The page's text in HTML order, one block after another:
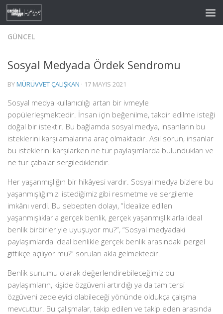
Skip to content
GÜNCEL
Sosyal Medyada Ördek Sendromu
BYMÜRÜVVET ÇALIŞKAN · 17 MAYIS 2021
Sosyal medya kullanıcılığı artan bir ivmeyle
popülerleşmektedir. İnsan için beğenilme, takdir edilme isteği
doğal bir istektir. Bu bağlamda sosyal medya, insanların bu
isteklerini karşılamalarına araç olmaktadır. Asıl sorun, insanlar
bu isteklerini karşılarken ne tür paylaşımlarda bulundukları ve
ne tür çabalar sergiledikleridir.
Her yaşanmışlığın bir hikâyesi vardır. Sosyal medya bizlere bu
yaşanmışlığımızı istediğimiz gibi resmetme ve sergileme
imkânı verdi. Bu sebepten dolayı, “İdealize edilen
yaşanmışlıklarla gerçek benlik, gerçek yaşanmışlıklarla ideal
benlik birbirleriyle uyuşuyor mu?”, “Sosyal medyadaki
paylaşımlarda ideal benlikle gerçek benlik arasındaki pergel
gittikçe açılıyor mu?” soruları akla gelmektedir.
Benlik sunumu olarak değerlendirebileceğimiz bu
paylaşımların, kişide özgüveni artırdığı ya da tam tersi
özgüveni zedeleyici olabileceği yönünde oldukça çalışma
mevcuttur. Bu çalışmalar, takip edilen ve takip eden arasında